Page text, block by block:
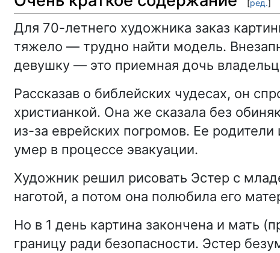
[ред.]
Для 70-летнего художника заказ
тяжело — трудно найти модель.
девушку — это приемная дочь
Рассказав о библейских чудесах, он
христианкой. Она же сказала без
из-за еврейских погромов. Ее
умер в процессе эвакуации.
Художник решил рисовать Эстер с
наготой, а потом она полюбила его
Но в 1 день картина закончена и мать
границу ради безопасности. Эстер